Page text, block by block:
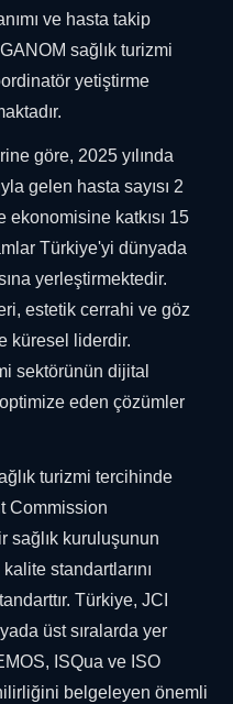
ve hasta takip
sağlık turizmi
yetiştirme
göre, 2025 yılında
gelen hasta sayısı 2
ekonomisine katkısı 15
Türkiye'yi dünyada
yerleştirmektedir.
estetik cerrahi ve göz
küresel liderdir.
sektörünün dijital
eden çözümler
turizmi tercihinde
Commission
sağlık kuruluşunun
standartlarını
Türkiye, JCI
üst sıralarda yer
ISQua ve ISO
belgeleyen önemli